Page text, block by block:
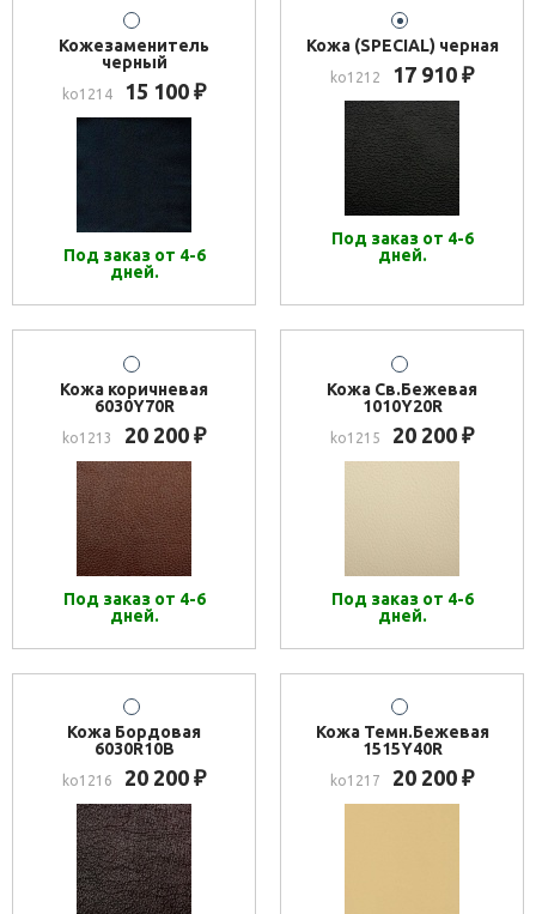
Кожезаменитель
черный
ko1214 15 100 ₽
Под заказ от 4-6
дней.
Кожа (SPECIAL) черная
ko1212 17 910 ₽
Под заказ от 4-6
дней.
Кожа коричневая
6030Y70R
ko1213 20 200 ₽
Под заказ от 4-6
дней.
Кожа Св.Бежевая
1010Y20R
ko1215 20 200 ₽
Под заказ от 4-6
дней.
Кожа Бордовая
6030R10B
ko1216 20 200 ₽
Кожа Темн.Бежевая
1515Y40R
ko1217 20 200 ₽